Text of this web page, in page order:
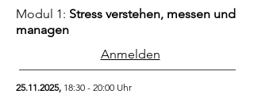
Modul 1: Stress verstehen, messen und
managen
Anmelden
25.11.2025, 18:30 - 20:00 Uhr